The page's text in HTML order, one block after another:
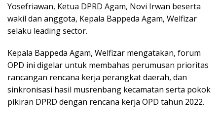
Yosefriawan, Ketua DPRD Agam, Novi Irwan beserta
wakil dan anggota, Kepala Bappeda Agam, Welfizar
selaku leading sector.
Kepala Bappeda Agam, Welfizar mengatakan, forum
OPD ini digelar untuk membahas perumusan prioritas
rancangan rencana kerja perangkat daerah, dan
sinkronisasi hasil musrenbang kecamatan serta pokok
pikiran DPRD dengan rencana kerja OPD tahun 2022.